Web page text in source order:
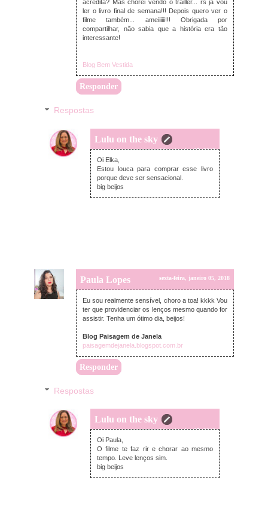
acredita? Mas chorei vendo o trailler... rs já vou
ler o livro final de semana!!! Depois quero ver o
filme também... ameiiiiii!!! Obrigada por
compartilhar, não sabia que a história era tão
interessante!
Blog Bem Vestida
Responder
Respostas
Lulu on the sky
sexta-feira, janeiro 05, 2018
Oi Elka,
Estou louca para comprar esse livro
porque deve ser sensacional.
big beijos
Paula Lopes sexta-feira, janeiro 05, 2018
Eu sou realmente sensível, choro a toa! kkkk Vou
ter que providenciar os lenços mesmo quando for
assistir. Tenha um ótimo dia, beijos!
Blog Paisagem de Janela
paisagemdejanela.blogspot.com.br
Responder
Respostas
Lulu on the sky
sexta-feira, janeiro 05, 2018
Oi Paula,
O filme te faz rir e chorar ao mesmo
tempo. Leve lenços sim.
big beijos